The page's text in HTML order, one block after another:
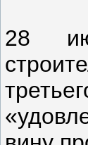
28